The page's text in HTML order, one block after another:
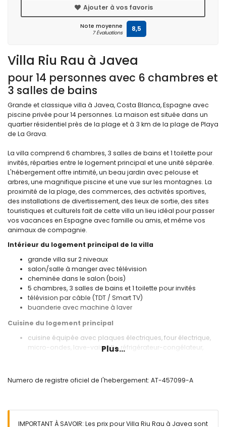
Villa Riu Rau à Javea
pour 14 personnes avec 6 chambres et
3 salles de bains
Grande et classique villa à Javea, Costa Blanca, Espagne avec
piscine privée pour 14 personnes. La maison est située dans un
quartier résidentiel près de la plage et à 3 km de la plage de Playa
de La Grava.
La villa comprend 6 chambres, 3 salles de bains et 1 toilette pour
invités, réparties entre le logement principal et une unité séparée.
L'hébergement offre intimité, un beau jardin avec pelouse et
arbres, une magnifique piscine et une vue sur les montagnes. La
proximité de la plage, des commerces, des activités sportives,
des installations de divertissement, des lieux de sortie, des sites
touristiques et culturels fait de cette villa un lieu idéal pour passer
vos vacances en Espagne avec famille ou amis, et même vos
animaux de compagnie.
Intérieur du logement principal de la villa
grande villa sur 2 niveaux
salon/salle à manger avec télévision
cheminée dans le salon (bois)
5 chambres, 3 salles de bains et 1 toilette pour invités
télévision par câble (TDT / Smart TV)
buanderie avec machine à laver
Cuisine du logement principal
cuisine équipée avec plaques électriques, four électrique,
micro-ondes, lave-vaisselle, réfrigérateur-congélateur,
Chambres et salles de bains du logement principal
Plus...
Numero de registre oficiel de l'hebergement: AT-457099-A
IMPORTANT À SAVOIR: Les prix pour Villa Riu Rau à Javea sont
Ajouter à vos favoris
Note moyenne
7 Évaluations 8,5